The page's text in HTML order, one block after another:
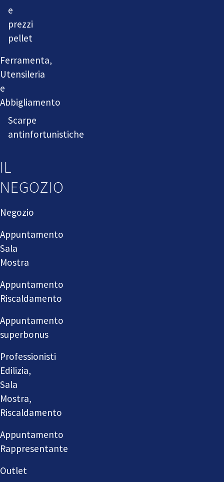
e
prezzi
pellet
Ferramenta,
Utensileria
e
Abbigliamento
Scarpe
antinfortunistiche
IL
NEGOZIO
Negozio
Appuntamento
Sala
Mostra
Appuntamento
Riscaldamento
Appuntamento
superbonus
Professionisti
Edilizia,
Sala
Mostra,
Riscaldamento
Appuntamento
Rappresentante
Outlet